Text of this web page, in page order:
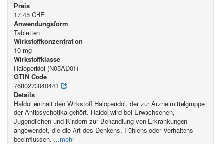
Preis
17.45 CHF
Anwendungsform
Tabletten
Wirkstoffkonzentration
10 mg
Wirkstoffklasse
Haloperidol (N05AD01)
GTIN Code
7680273040441
Details
Haldol enthält den Wirkstoff Haloperidol, der zur Arzneimittelgruppe
der Antipsychotika gehört. Haldol wird bei Erwachsenen,
Jugendlichen und Kindern zur Behandlung von Erkrankungen
angewendet, die die Art des Denkens, Fühlens oder Verhaltens
beeinflussen. ...mehr